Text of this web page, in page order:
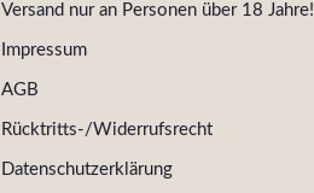
Versand nur an Personen über 18 Jahre!
Impressum
AGB
Rücktritts-/Widerrufsrecht
Datenschutzerklärung